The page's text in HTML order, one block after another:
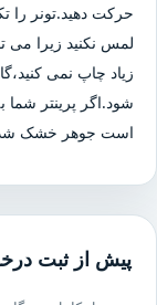
حرکت دهید.تونر را
لمس نکنید زیرا می
زیاد چاپ نمی
شود.اگر پرینتر
است جوهر خشک شده
پیش از ثبت